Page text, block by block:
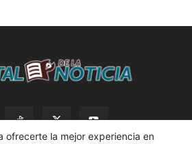
ofrecerte la mejor experiencia en